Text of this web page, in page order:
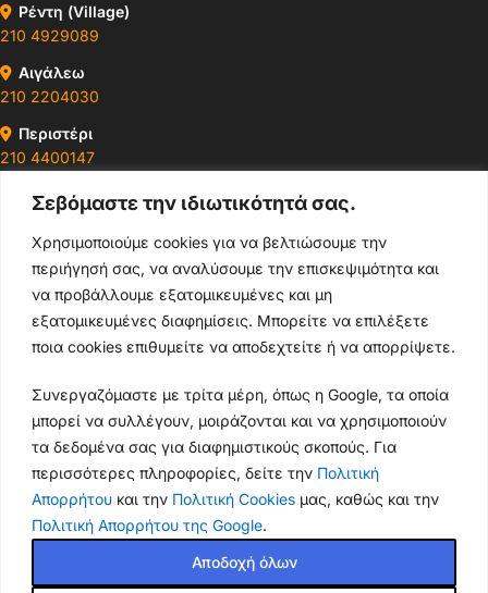
Σεβόμαστε την ιδιωτικότητά σας.
Χρησιμοποιούμε cookies για να βελτιώσουμε την
περιήγησή σας, να αναλύσουμε την επισκεψιμότητα και
να προβάλλουμε εξατομικευμένες και μη
εξατομικευμένες διαφημίσεις. Μπορείτε να επιλέξετε
ποια cookies επιθυμείτε να αποδεχτείτε ή να απορρίψετε.
Συνεργαζόμαστε με τρίτα μέρη, όπως η Google, τα οποία
μπορεί να συλλέγουν, μοιράζονται και να χρησιμοποιούν
τα δεδομένα σας για διαφημιστικούς σκοπούς. Για
περισσότερες πληροφορίες, δείτε την Πολιτική
Απορρήτου και την Πολιτική Cookies μας, καθώς και την
Πολιτική Απορρήτου της Google.
Αποδοχή όλων
Ρέντη (Village)
210 4929089
Αιγάλεω
210 2204030
Περιστέρι
210 4400147
Ωράρια & Διευθύνσεις →
210 4929089
Κεντρικό τηλέφωνο
info@thikishop.gr
Δευ - Σάβ: 10:00 - 21:00
ΔΩΡΕΑΝ ΑΠΟΣΤΟΛΗ
για παραγγελίες άνω των 35€
Copyright 2025 Powered by ThikiShop.
Θήκη iPhone